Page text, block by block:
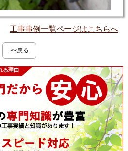
工事事例一覧ページはこちらへ
<<戻る
る理由